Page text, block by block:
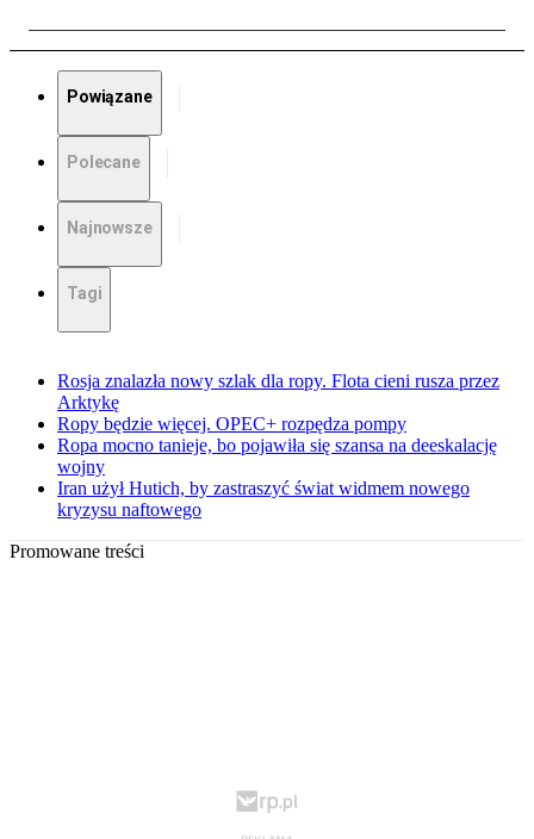
Powiązane
Polecane
Najnowsze
Tagi
Rosja znalazła nowy szlak dla ropy. Flota cieni rusza przez
Arktykę
Ropy będzie więcej. OPEC+ rozpędza pompy
Ropa mocno tanieje, bo pojawiła się szansa na deeskalację
wojny
Iran użył Hutich, by zastraszyć świat widmem nowego
kryzysu naftowego
Promowane treści